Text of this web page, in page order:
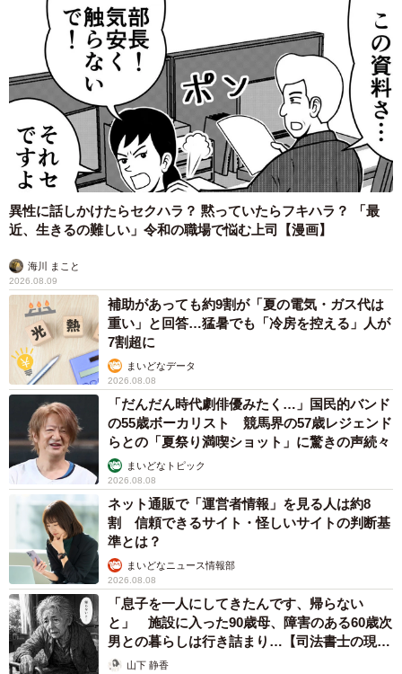
の“対面”も果たします。
「怒られながらも、少し遊んでもらったりして、上手に生
活しています」
ぐんぐん成長！ 天才肌のやんちゃ王子に
異性に話しかけたらセクハラ？ 黙っていたらフキハラ？ 「最
近、生きるの難しい」令和の職場で悩む上司【漫画】
海川 まこと
2026.08.09
補助があっても約9割が「夏の電気・ガス代は
重い」と回答…猛暑でも「冷房を控える」人が
7割超に
まいどなデータ
2026.08.08
「だんだん時代劇俳優みたく…」国民的バンド
の55歳ボーカリスト 競馬界の57歳レジェンド
らとの「夏祭り満喫ショット」に驚きの声続々
まいどなトピック
2026.08.08
ネット通販で「運営者情報」を見る人は約8
割 信頼できるサイト・怪しいサイトの判断基
準とは？
まいどなニュース情報部
2026.08.08
「息子を一人にしてきたんです、帰らない
と」 施設に入った90歳母、障害のある60歳次
男との暮らしは行き詰まり…【司法書士の現場
から】山下 静香